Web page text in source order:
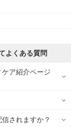
よくある質問
ア紹介ページ
されますか？